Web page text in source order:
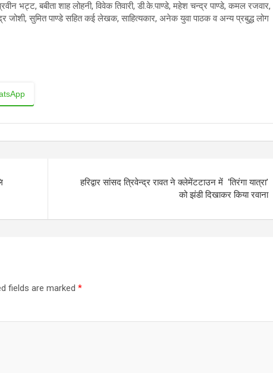
भट्ट, बबीता शाह लोहनी, विवेक तिवारी, डी.के.पाण्डे, महेश चन्द्र पाण्डे, कमल रजवार,
जोशी, सुमित पाण्डे सहित कई लेखक, साहित्यकार, अनेक युवा पाठक व अन्य प्रबुद्ध लोग
हरिद्वार सांसद त्रिवेन्द्र रावत ने क्लेमेंटटाउन में ‘तिरंगा यात्रा’
को झंडी दिखाकर किया रवाना
fields are marked *